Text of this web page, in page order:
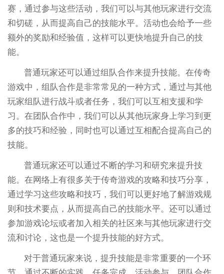
赛，通过参与这些活动，我们可以与其他玩家进行交流
和切磋，从而提高自己的技能水平。活动也会给予一些
额外的奖励和经验值，这样可以更快地提升自己的技
能。
普通玩家还可以通过组队合作来提升技能。在传奇
游戏中，组队合作是非常常见的一种方式，通过与其他
玩家组队进行战斗或者任务，我们可以互相支援和学
习。在团队合作中，我们可以从其他玩家身上学习到更
多的技巧和经验，同时也可以通过互相配合提高自己的
技能。
普通玩家还可以通过不断的学习和研究来提升技
能。在网络上有很多关于传奇游戏的攻略和技巧分享，
通过学习这些攻略和技巧，我们可以更好地了解游戏规
则和技术要点，从而提高自己的技能水平。还可以通过
参加游戏论坛或者加入相关的社区来与其他玩家进行交
流和讨论，这也是一个提升技能的好方式。
对于普通玩家来说，提升技能是非常重要的一个环